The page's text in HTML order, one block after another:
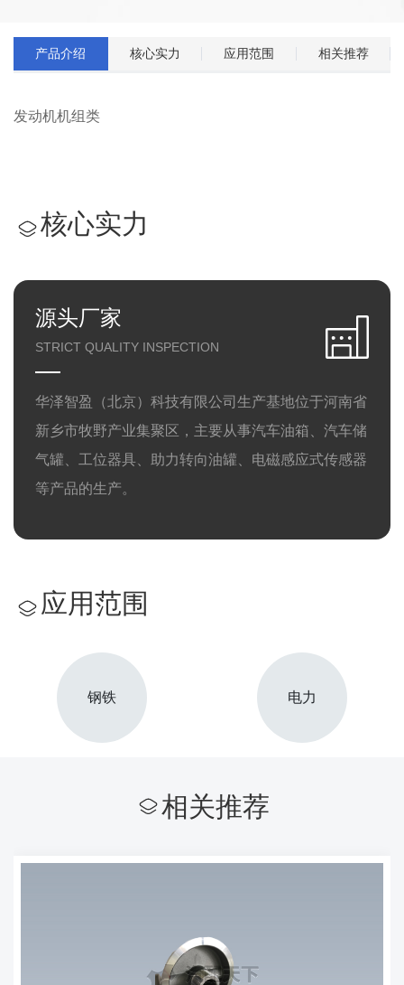
产品介绍 核心实力 应用范围 相关推荐
发动机机组类
核心实力
源头厂家
STRICT QUALITY INSPECTION
华泽智盈（北京）科技有限公司生产基地位于河南省
新乡市牧野产业集聚区，主要从事汽车油箱、汽车储
气罐、工位器具、助力转向油罐、电磁感应式传感器
等产品的生产。
应用范围
钢铁 电力
相关推荐